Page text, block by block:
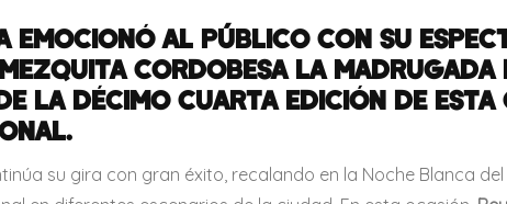
EMOCIONÓ AL PÚBLICO CON SU
CORDOBESA LA
LA DÉCIMO CUARTA EDICIÓN DE
su gira con gran éxito, recalando en la Noche Blanca